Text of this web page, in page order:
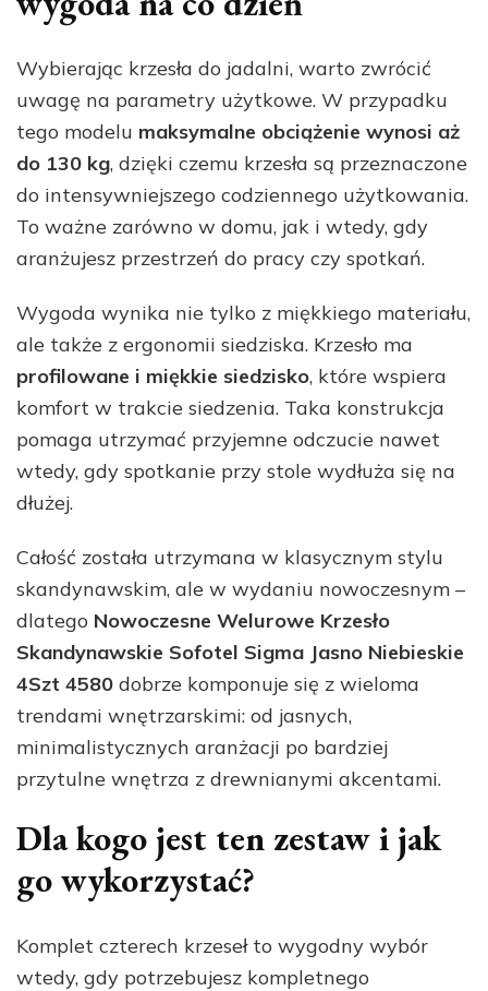
Wybierając krzesła do jadalni, warto zwrócić
uwagę na parametry użytkowe. W przypadku
tego modelu maksymalne obciążenie wynosi aż
do 130 kg, dzięki czemu krzesła są przeznaczone
do intensywniejszego codziennego użytkowania.
To ważne zarówno w domu, jak i wtedy, gdy
aranżujesz przestrzeń do pracy czy spotkań.
Wygoda wynika nie tylko z miękkiego materiału,
ale także z ergonomii siedziska. Krzesło ma
profilowane i miękkie siedzisko, które wspiera
komfort w trakcie siedzenia. Taka konstrukcja
pomaga utrzymać przyjemne odczucie nawet
wtedy, gdy spotkanie przy stole wydłuża się na
dłużej.
Całość została utrzymana w klasycznym stylu
skandynawskim, ale w wydaniu nowoczesnym –
dlatego Nowoczesne Welurowe Krzesło
Skandynawskie Sofotel Sigma Jasno Niebieskie
4Szt 4580 dobrze komponuje się z wieloma
trendami wnętrzarskimi: od jasnych,
minimalistycznych aranżacji po bardziej
przytulne wnętrza z drewnianymi akcentami.
Dla kogo jest ten zestaw i jak
go wykorzystać?
Komplet czterech krzeseł to wygodny wybór
wtedy, gdy potrzebujesz kompletnego